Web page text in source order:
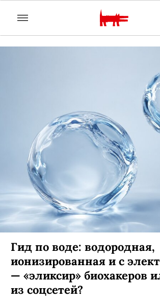
Гид по воде: водородная,
ионизированная и с
— «эликсир» биохакеров
из соцсетей?